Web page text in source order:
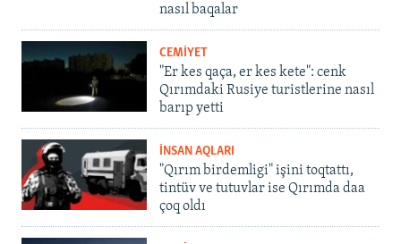
nasıl baqalar
CEMİYET
"Er kes qaça, er kes kete": cenk
Qırımdaki Rusiye turistlerine nasıl
barıp yetti
İNSAN AQLARI
"Qırım birdemligi" işini toqtattı,
tintüv ve tutuvlar ise Qırımda daa
çoq oldı